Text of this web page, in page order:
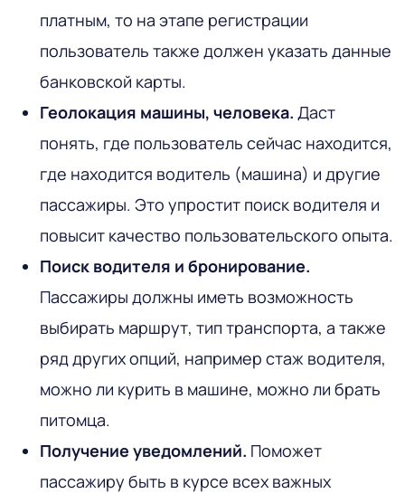
платным, то на этапе регистрации
пользователь также должен указать данные
банковской карты.
Геолокация машины, человека. Даст
понять, где пользователь сейчас находится,
где находится водитель (машина) и другие
пассажиры. Это упростит поиск водителя и
повысит качество пользовательского опыта.
Поиск водителя и бронирование.
Пассажиры должны иметь возможность
выбирать маршрут, тип транспорта, а также
ряд других опций, например стаж водителя,
можно ли курить в машине, можно ли брать
питомца.
Получение уведомлений. Поможет
пассажиру быть в курсе всех важных